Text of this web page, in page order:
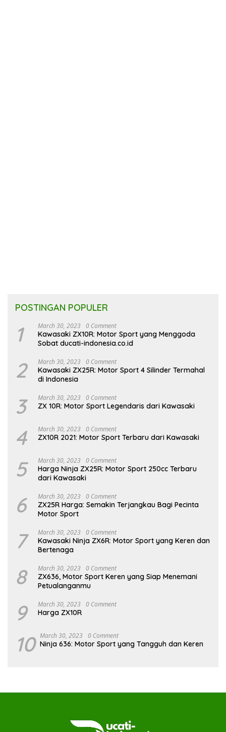
POSTINGAN POPULER
1 March 30, 2023 0 Comment
Kawasaki ZX10R: Motor Sport yang Menggoda
Sobat ducati-indonesia.co.id
2 March 30, 2023 0 Comment
Kawasaki ZX25R: Motor Sport 4 Silinder Termahal
di Indonesia
3 March 30, 2023 0 Comment
ZX 10R: Motor Sport Legendaris dari Kawasaki
4 March 30, 2023 0 Comment
ZX10R 2021: Motor Sport Terbaru dari Kawasaki
5 March 30, 2023 0 Comment
Harga Ninja ZX25R: Motor Sport 250cc Terbaru
dari Kawasaki
6 March 30, 2023 0 Comment
ZX25R Harga: Semakin Terjangkau Bagi Pecinta
Motor Sport
7 March 30, 2023 0 Comment
Kawasaki Ninja ZX6R: Motor Sport yang Keren dan
Bertenaga
8 March 30, 2023 0 Comment
ZX636, Motor Sport Keren yang Siap Menemani
Petualanganmu
9 March 30, 2023 0 Comment
Harga ZX10R
10 March 30, 2023 0 Comment
Ninja 636: Motor Sport yang Tangguh dan Keren